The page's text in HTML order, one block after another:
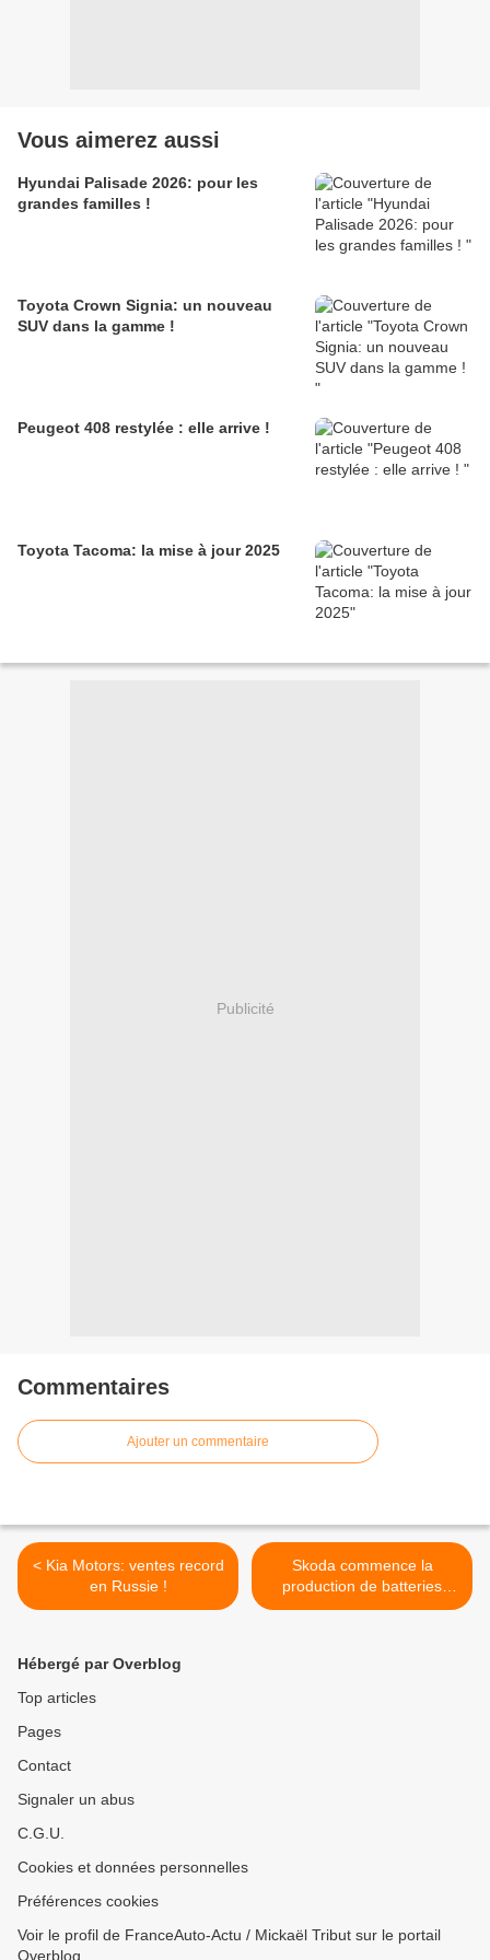
Vous aimerez aussi
Hyundai Palisade 2026: pour les
grandes familles !
Toyota Crown Signia: un nouveau
SUV dans la gamme !
Peugeot 408 restylée : elle arrive !
Toyota Tacoma: la mise à jour 2025
Publicité
Commentaires
Ajouter un commentaire
< Kia Motors: ventes record
en Russie !
Skoda commence la
production de batteries
pour véhicules électriques!
Hébergé par Overblog
Top articles
Pages
Contact
Signaler un abus
C.G.U.
Cookies et données personnelles
Préférences cookies
Voir le profil de FranceAuto-Actu / Mickaël Tribut sur le portail
Overblog